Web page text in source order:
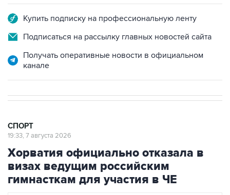
Купить подписку на профессиональную ленту
Подписаться на рассылку главных новостей сайта
Получать оперативные новости в официальном
канале
СПОРТ
19:33, 7 августа 2026
Хорватия официально отказала в
визах ведущим российским
гимнасткам для участия в ЧЕ